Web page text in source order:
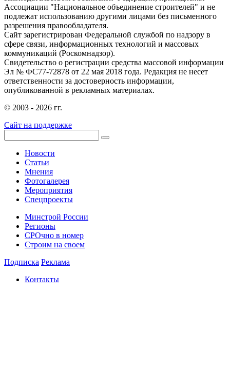
Ассоциации "Национальное объединение строителей" и не
подлежат использованию другими лицами без письменного
разрешения правообладателя.
Сайт зарегистрирован Федеральной службой по надзору в
сфере связи, информационных технологий и массовых
коммуникаций (Роскомнадзор).
Свидетельство о регистрации средства массовой информации
Эл № ФС77-72878 от 22 мая 2018 года. Редакция не несет
ответственности за достоверность информации,
опубликованной в рекламных материалах.
© 2003 - 2026 гг.
Сайт на поддержке
Новости
Статьи
Мнения
Фотогалерея
Мероприятия
Спецпроекты
Минстрой России
Регионы
СРОчно в номер
Строим на своем
Подписка Реклама
Контакты